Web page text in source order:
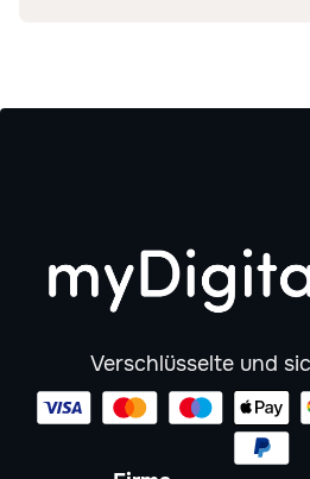
Verschlüsselte und